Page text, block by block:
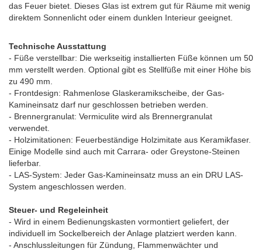
das Feuer bietet. Dieses Glas ist extrem gut für Räume mit wenig
direktem Sonnenlicht oder einem dunklen Interieur geeignet.
Technische Ausstattung
- Füße verstellbar: Die werkseitig installierten Füße können um 50
mm verstellt werden. Optional gibt es Stellfüße mit einer Höhe bis
zu 490 mm.
- Frontdesign: Rahmenlose Glaskeramikscheibe, der Gas-
Kamineinsatz darf nur geschlossen betrieben werden.
- Brennergranulat: Vermiculite wird als Brennergranulat
verwendet.
- Holzimitationen: Feuerbeständige Holzimitate aus Keramikfaser.
Einige Modelle sind auch mit Carrara- oder Greystone-Steinen
lieferbar.
- LAS-System: Jeder Gas-Kamineinsatz muss an ein DRU LAS-
System angeschlossen werden.
Steuer- und Regeleinheit
- Wird in einem Bedienungskasten vormontiert geliefert, der
individuell im Sockelbereich der Anlage platziert werden kann.
- Anschlussleitungen für Zündung, Flammenwächter und